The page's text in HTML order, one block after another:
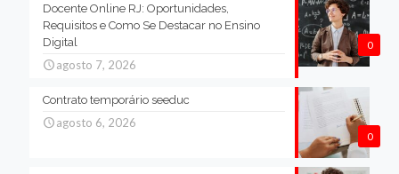
0
Docente Online RJ: Oportunidades,
Requisitos e Como Se Destacar no Ensino
Digital
agosto 7, 2026
0
Contrato temporário seeduc
agosto 6, 2026